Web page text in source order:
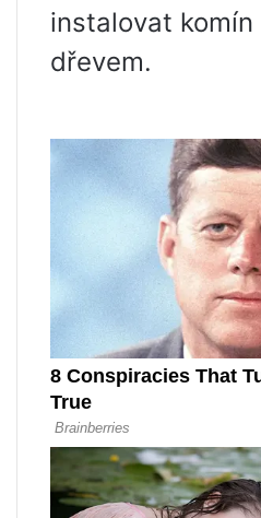
instalovat
dřevem.